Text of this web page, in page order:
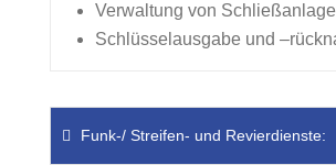
Verwaltung von
Schlüsselausgabe und
Funk-/ Streifen- und Revierdienste: